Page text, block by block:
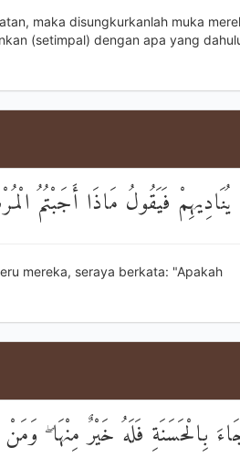
maka disungkurkanlah muka
(setimpal) dengan apa yang
فَيَقُولُ مَاذَا أَجَبْتُمُ
mereka, seraya berkata: "Apakah
بِالْحَسَنَةِ فَلَهُ خَيْرٌ مِنْهَا ۖ وَمَنْ